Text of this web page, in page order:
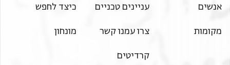
אנשים
מקומות
עניינים טכניים
צרו עמנו קשר
קרדיטים
כיצד לחפש
מונחון